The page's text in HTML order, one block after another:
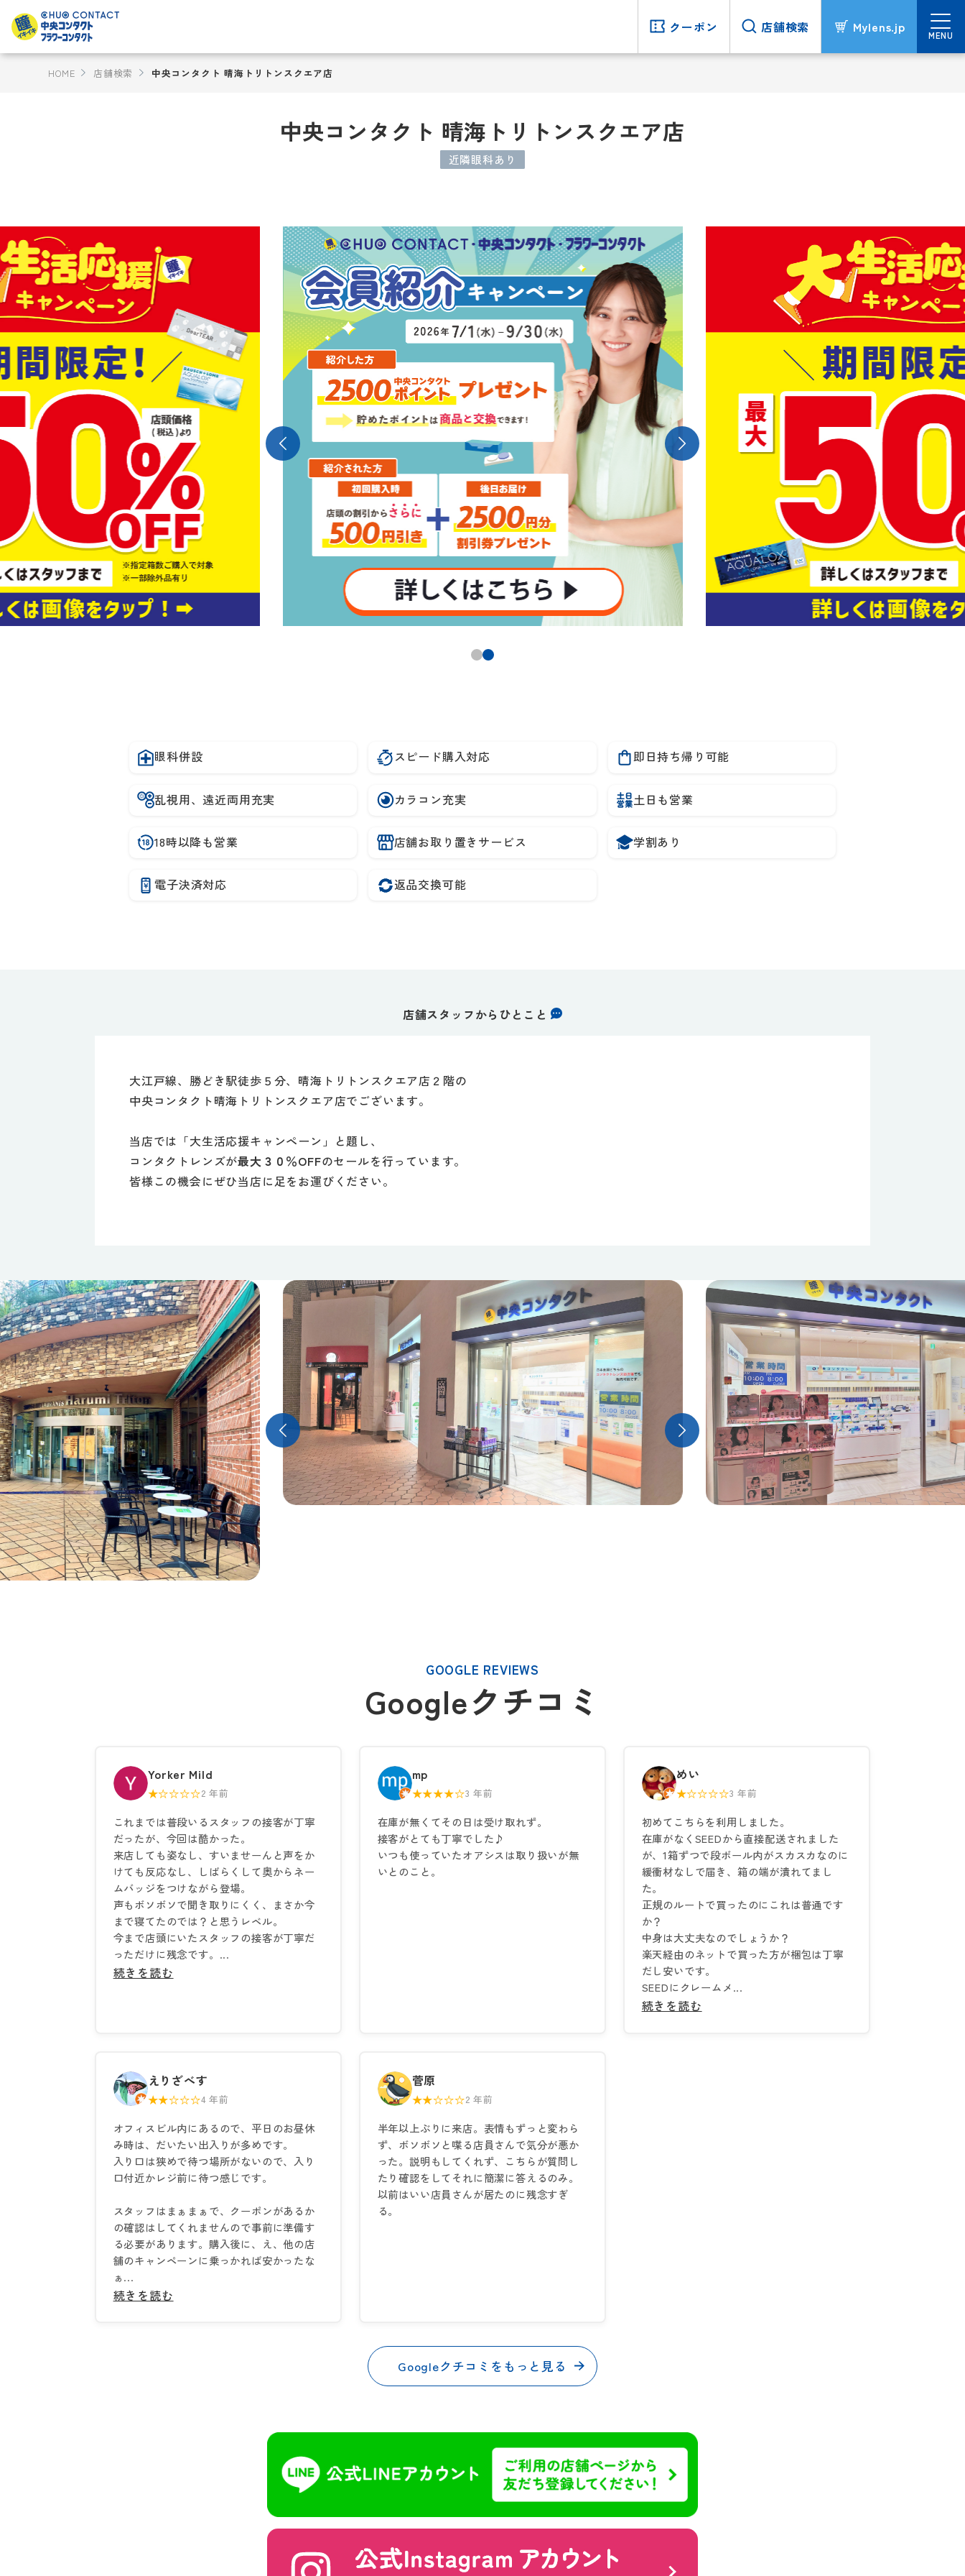
クーポン 店舗検索 Mylens.jp
MENU
HOME 店舗検索 中央コンタクト 晴海トリトンスクエア店
中央コンタクト 晴海トリトンスクエア店
近隣眼科あり
眼科併設 スピード購入対応 即日持ち帰り可能
乱視用、遠近両用充実 カラコン充実 土日も営業
18時以降も営業 店舗お取り置きサービス 学割あり
電子決済対応 返品交換可能
店舗スタッフからひとこと
大江戸線、勝どき駅徒歩５分、晴海トリトンスクエア店２階の
中央コンタクト晴海トリトンスクエア店でございます。
当店では「大生活応援キャンペーン」と題し、
コンタクトレンズが最大３０％OFFのセールを行っています。
皆様この機会にぜひ当店に足をお運びください。
GOOGLE REVIEWS
Googleクチコミ
Yorker Mild
★☆☆☆☆2 年前
これまでは普段いるスタッフの接客が丁寧
だったが、今回は酷かった。
来店しても姿なし、すいませーんと声をか
けても反応なし、しばらくして奥からネー
ムバッジをつけながら登場。
声もボソボソで聞き取りにくく、まさか今
まで寝てたのでは？と思うレベル。
今まで店頭にいたスタッフの接客が丁寧だ
っただけに残念です。...
続きを読む
mp
★★★★☆3 年前
在庫が無くてその日は受け取れず。
接客がとても丁寧でした♪
いつも使っていたオアシスは取り扱いが無
いとのこと。
めい
★☆☆☆☆3 年前
初めてこちらを利用しました。
在庫がなくSEEDから直接配送されました
が、1箱ずつで段ボール内がスカスカなのに
緩衝材なしで届き、箱の端が潰れてまし
た。
正規のルートで買ったのにこれは普通です
か？
中身は大丈夫なのでしょうか？
楽天経由のネットで買った方が梱包は丁寧
だし安いです。
SEEDにクレームメ...
続きを読む
えりざべす
★★☆☆☆4 年前
オフィスビル内にあるので、平日のお昼休
み時は、だいたい出入りが多めです。
入り口は狭めで待つ場所がないので、入り
口付近かレジ前に待つ感じです。
スタッフはまぁまぁで、クーポンがあるか
の確認はしてくれませんので事前に準備す
る必要があります。購入後に、え、他の店
舗のキャンペーンに乗っかれば安かったな
ぁ...
続きを読む
菅原
★★☆☆☆2 年前
半年以上ぶりに来店。表情もずっと変わら
ず、ボソボソと喋る店員さんで気分が悪か
った。説明もしてくれず、こちらが質問し
たり確認をしてそれに簡潔に答えるのみ。
以前はいい店員さんが居たのに残念すぎ
る。
Googleクチコミをもっと見る
クーポン 店舗検索 Mylens.jp
MENU